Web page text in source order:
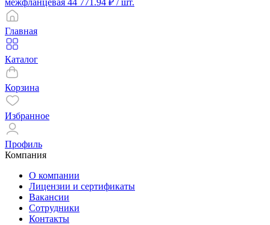
межфланцевая 44 771.94 ₽ / шт.
Главная
Каталог
Корзина
Избранное
Профиль
Компания
О компании
Лицензии и сертификаты
Вакансии
Сотрудники
Контакты